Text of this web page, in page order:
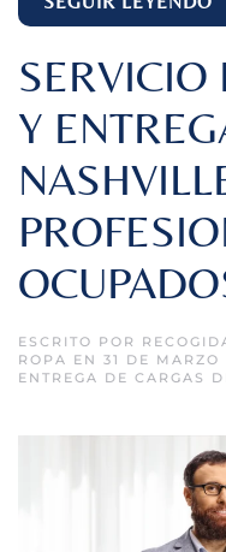
SERVICIO
Y
ESCRITO POR
ROPA EN 31 DE MARZO
ENTREGA DE CARGAS